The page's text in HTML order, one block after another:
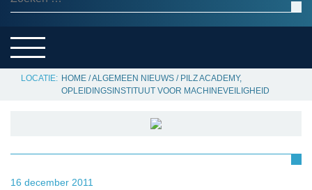
SERVICE
HOME /ALGEMEEN NIEUWS / PILZ ACADEMY,
OPLEIDINGSINSTITUUT VOOR MACHINEVEILIGHEID
16 december 2011